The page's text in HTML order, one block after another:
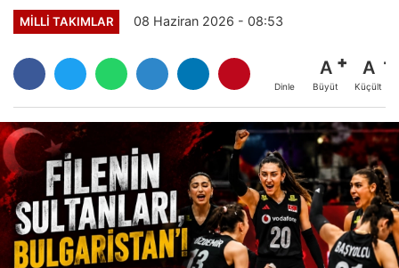
MILLI TAKIMLAR 08 Haziran 2026 - 08:53
Dinle
A
Büyüt
A
Küçült